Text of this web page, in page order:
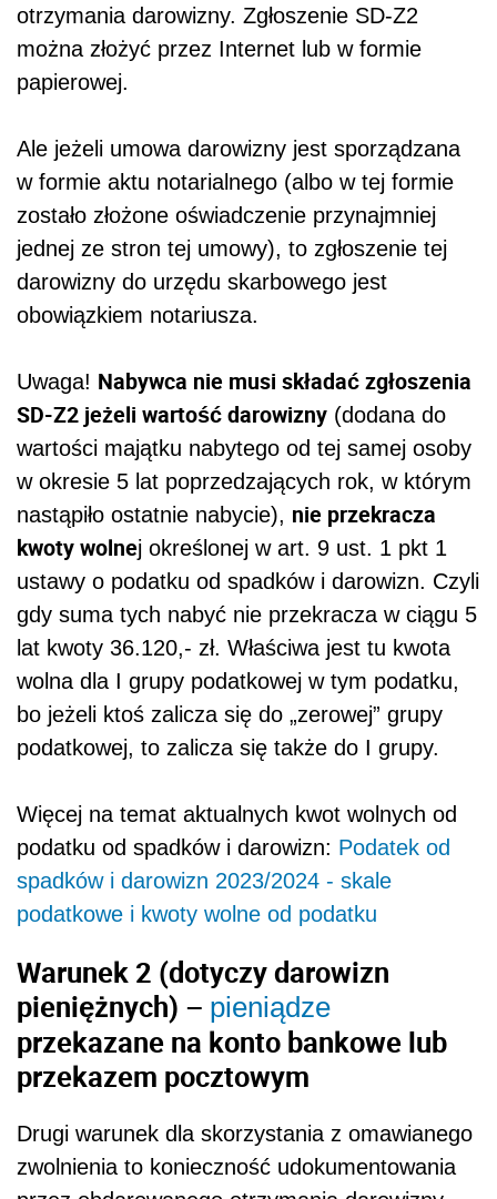
otrzymania darowizny. Zgłoszenie SD-Z2
można złożyć przez Internet lub w formie
papierowej.
Ale jeżeli umowa darowizny jest sporządzana
w formie aktu notarialnego (albo w tej formie
zostało złożone oświadczenie przynajmniej
jednej ze stron tej umowy), to zgłoszenie tej
darowizny do urzędu skarbowego jest
obowiązkiem notariusza.
Uwaga! Nabywca nie musi składać zgłoszenia
SD-Z2 jeżeli wartość darowizny (dodana do
wartości majątku nabytego od tej samej osoby
w okresie 5 lat poprzedzających rok, w którym
nastąpiło ostatnie nabycie), nie przekracza
kwoty wolnej określonej w art. 9 ust. 1 pkt 1
ustawy o podatku od spadków i darowizn. Czyli
gdy suma tych nabyć nie przekracza w ciągu 5
lat kwoty 36.120,- zł. Właściwa jest tu kwota
wolna dla I grupy podatkowej w tym podatku,
bo jeżeli ktoś zalicza się do „zerowej” grupy
podatkowej, to zalicza się także do I grupy.
Więcej na temat aktualnych kwot wolnych od
podatku od spadków i darowizn: Podatek od
spadków i darowizn 2023/2024 - skale
podatkowe i kwoty wolne od podatku
Warunek 2 (dotyczy darowizn
pieniężnych) – pieniądze
przekazane na konto bankowe lub
przekazem pocztowym
Drugi warunek dla skorzystania z omawianego
zwolnienia to konieczność udokumentowania